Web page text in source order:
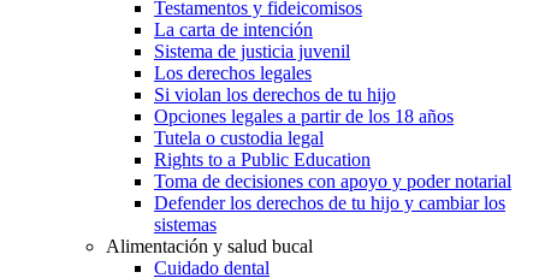
Testamentos y fideicomisos
La carta de intención
Sistema de justicia juvenil
Los derechos legales
Si violan los derechos de tu hijo
Opciones legales a partir de los 18 años
Tutela o custodia legal
Rights to a Public Education
Toma de decisiones con apoyo y poder notarial
Defender los derechos de tu hijo y cambiar los
sistemas
Alimentación y salud bucal
Cuidado dental